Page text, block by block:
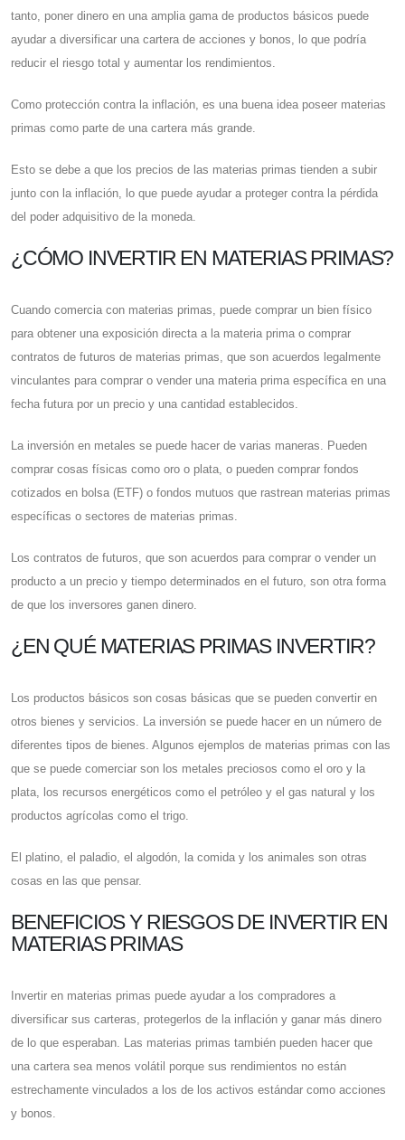
tanto, poner dinero en una amplia gama de productos básicos puede
ayudar a diversificar una cartera de acciones y bonos, lo que podría
reducir el riesgo total y aumentar los rendimientos.
Como protección contra la inflación, es una buena idea poseer materias
primas como parte de una cartera más grande.
Esto se debe a que los precios de las materias primas tienden a subir
junto con la inflación, lo que puede ayudar a proteger contra la pérdida
del poder adquisitivo de la moneda.
¿CÓMO INVERTIR EN MATERIAS PRIMAS?
Cuando comercia con materias primas, puede comprar un bien físico
para obtener una exposición directa a la materia prima o comprar
contratos de futuros de materias primas, que son acuerdos legalmente
vinculantes para comprar o vender una materia prima específica en una
fecha futura por un precio y una cantidad establecidos.
La inversión en metales se puede hacer de varias maneras. Pueden
comprar cosas físicas como oro o plata, o pueden comprar fondos
cotizados en bolsa (ETF) o fondos mutuos que rastrean materias primas
específicas o sectores de materias primas.
Los contratos de futuros, que son acuerdos para comprar o vender un
producto a un precio y tiempo determinados en el futuro, son otra forma
de que los inversores ganen dinero.
¿EN QUÉ MATERIAS PRIMAS INVERTIR?
Los productos básicos son cosas básicas que se pueden convertir en
otros bienes y servicios. La inversión se puede hacer en un número de
diferentes tipos de bienes. Algunos ejemplos de materias primas con las
que se puede comerciar son los metales preciosos como el oro y la
plata, los recursos energéticos como el petróleo y el gas natural y los
productos agrícolas como el trigo.
El platino, el paladio, el algodón, la comida y los animales son otras
cosas en las que pensar.
BENEFICIOS Y RIESGOS DE INVERTIR EN
MATERIAS PRIMAS
Invertir en materias primas puede ayudar a los compradores a
diversificar sus carteras, protegerlos de la inflación y ganar más dinero
de lo que esperaban. Las materias primas también pueden hacer que
una cartera sea menos volátil porque sus rendimientos no están
estrechamente vinculados a los de los activos estándar como acciones
y bonos.